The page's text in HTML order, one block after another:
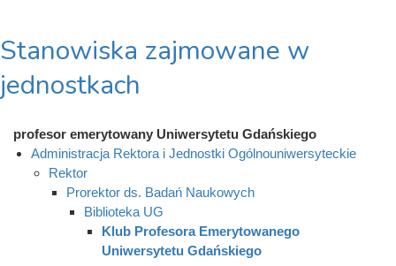
Stanowiska zajmowane w
jednostkach
profesor emerytowany Uniwersytetu Gdańskiego
Administracja Rektora i Jednostki Ogólnouniwersyteckie
Rektor
Prorektor ds. Badań Naukowych
Biblioteka UG
Klub Profesora Emerytowanego
Uniwersytetu Gdańskiego